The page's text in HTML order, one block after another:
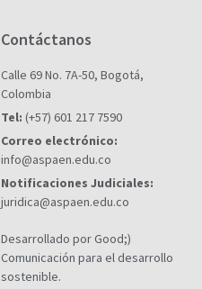
Contáctanos
Calle 69 No. 7A-50, Bogotá,
Colombia
Tel: (+57) 601 217 7590
Correo electrónico:
info@aspaen.edu.co
Notificaciones Judiciales:
juridica@aspaen.edu.co
Desarrollado por Good;)
Comunicación para el desarrollo
sostenible.